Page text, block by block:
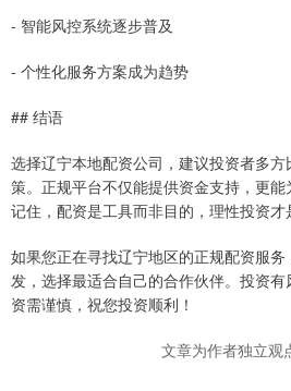
- 智能风控系统逐步普及
- 个性化服务方案成为趋势
## 结语
选择辽宁本地配资公司，建议投资者多
策。正规平台不仅能提供资金支持，更能
记住，配资是工具而非目的，理性投资才
如果您正在寻找辽宁地区的正规配资服
发，选择最适合自己的合作伙伴。投资
资需谨慎，祝您投资顺利！
文章为作者独立观